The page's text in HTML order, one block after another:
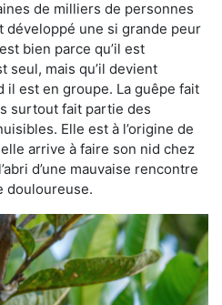
de milliers de personnes
développé une si grande peur
bien parce qu’il est
seul, mais qu’il devient
est en groupe. La guêpe fait
surtout fait partie des
Elle est à l’origine de
arrive à faire son nid chez
d’une mauvaise rencontre
douloureuse.